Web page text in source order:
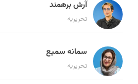
آرش برهمند
تحریریه
سمانه سمیع
تحریریه